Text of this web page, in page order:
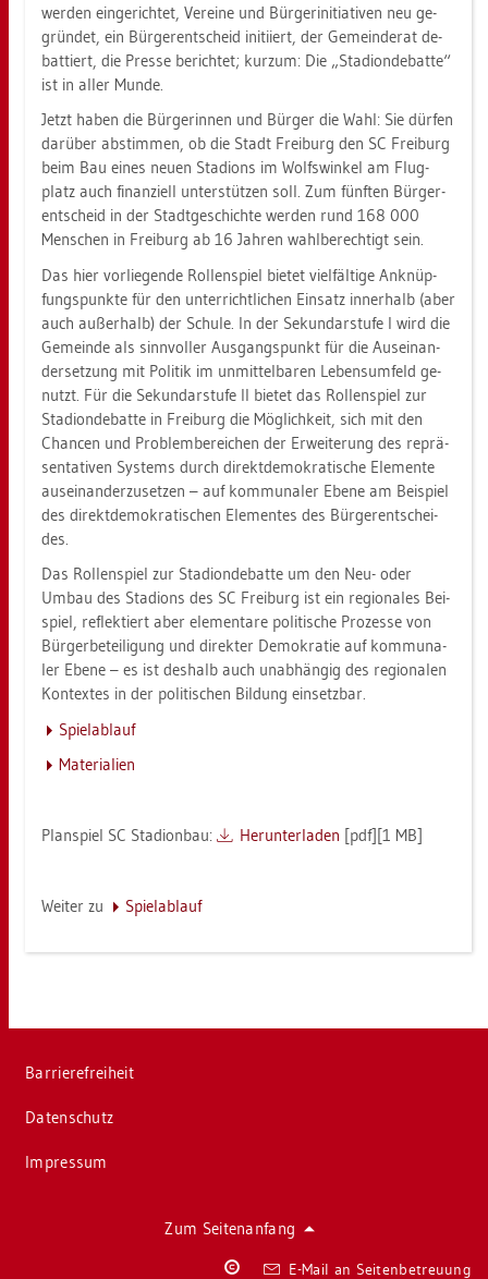
wer­den ein­ge­rich­tet, Ver­ei­ne und Bür­ger­initia­ti­ven neu ge­
grün­det, ein Bür­ger­ent­scheid in­iti­iert, der Ge­mein­de­rat de­
bat­tiert, die Pres­se be­rich­tet; kurz­um: Die „Sta­di­on­de­bat­te“
ist in aller Munde.
Jetzt haben die Bür­ge­rin­nen und Bür­ger die Wahl: Sie dür­fen
dar­über ab­stim­men, ob die Stadt Frei­burg den SC Frei­burg
beim Bau eines neuen Sta­di­ons im Wolfs­win­kel am Flug­
platz auch fi­nan­zi­ell un­ter­stüt­zen soll. Zum fünf­ten Bür­ger­
ent­scheid in der Stadt­ge­schich­te wer­den rund 168 000
Men­schen in Frei­burg ab 16 Jah­ren wahl­be­rech­tigt sein.
Das hier vor­lie­gen­de Rol­len­spiel bie­tet viel­fäl­ti­ge An­knüp­
fungs­punk­te für den un­ter­richt­li­chen Ein­satz in­ner­halb (aber
auch au­ßer­halb) der Schu­le. In der Se­kun­dar­stu­fe I wird die
Ge­mein­de als sinn­vol­ler Aus­gangs­punkt für die Aus­ein­an­
der­set­zung mit Po­li­tik im un­mit­tel­ba­ren Le­bens­um­feld ge­
nutzt. Für die Se­kun­dar­stu­fe II bie­tet das Rol­len­spiel zur
Sta­di­on­de­bat­te in Frei­burg die Mög­lich­keit, sich mit den
Chan­cen und Pro­blem­be­rei­chen der Er­wei­te­rung des re­prä­
sen­ta­ti­ven Sys­tems durch di­rekt­de­mo­kra­ti­sche Ele­men­te
aus­ein­an­der­zu­set­zen – auf kom­mu­na­ler Ebene am Bei­spiel
des di­rekt­de­mo­kra­ti­schen Ele­men­tes des Bür­ger­ent­schei­
des.
Das Rol­len­spiel zur Sta­di­on­de­bat­te um den Neu- oder
Umbau des Sta­di­ons des SC Frei­burg ist ein re­gio­na­les Bei­
spiel, re­flek­tiert aber ele­men­ta­re po­li­ti­sche Pro­zes­se von
Bür­ger­be­tei­li­gung und di­rek­ter De­mo­kra­tie auf kom­mu­na­
ler Ebene – es ist des­halb auch un­ab­hän­gig des re­gio­na­len
Kon­tex­tes in der po­li­ti­schen Bil­dung ein­setz­bar.
Spiel­ab­lauf
Ma­te­ria­li­en
Plan­spiel SC Sta­di­on­bau: Her­un­ter­la­den [pdf][1 MB]
Wei­ter zu Spiel­ab­lauf
Bar­rie­re­frei­heit
Da­ten­schutz
Im­pres­sum
Zum Sei­ten­an­fang
E-Mail an Sei­ten­be­treu­ung
Co­